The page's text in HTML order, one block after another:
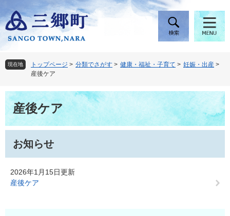
ー
ジ
頭
で
。
ニ
ュ
飛
ば
て
現在地 トップページ > 分類でさがす > 健康・福祉・子育て > 妊娠・出産 >
産後ケア
本
文産後ケア
お知らせ
2026年1月15日更新
産後ケア